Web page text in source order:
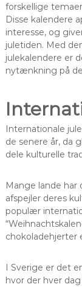
forskellige
Disse kalendere
interesse, og
juletiden. Med
julekalendere er
nytænkning på
Internationale
de senere år, da
dele kulturelle
Mange lande har
afspejler deres
populær
chokoladehjerter
I Sverige er det
hvor der hver